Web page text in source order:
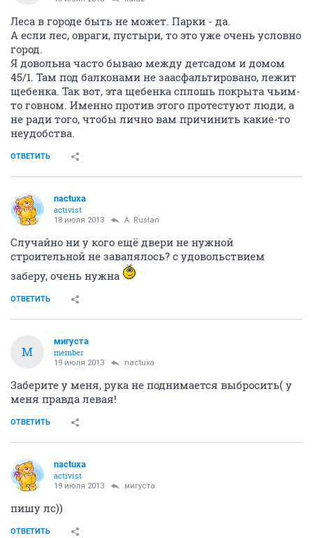
Леса в городе быть не может. Парки - да.
А если лес, овраги, пустыри, то это уже очень условно
город.
Я довольна часто бываю между детсадом и домом
45/1. Там под балконами не заасфальтировано, лежит
щебенка. Так вот, эта щебенка сплошь покрыта чьим-
то говном. Именно против этого протестуют люди, а
не ради того, чтобы лично вам причинить какие-то
неудобства.
ОТВЕТИТЬ
nactuxa
activist
18 июля 2013 A. Ruslan
Случайно ни у кого ещё двери не нужной
строительной не завалялось? с удовольствием
заберу, очень нужна
ОТВЕТИТЬ
М
мигуста
member
19 июля 2013 nactuxa
Заберите у меня, рука не поднимается выбросить( у
меня правда левая!
ОТВЕТИТЬ
nactuxa
activist
19 июля 2013 мигуста
пишу лс))
ОТВЕТИТЬ